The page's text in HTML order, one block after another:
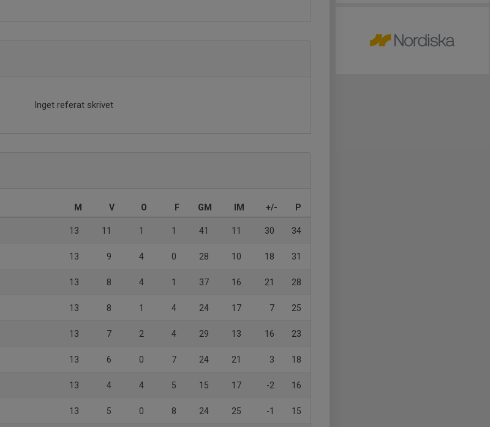
Inget referat skrivet
M V O F GM IM +/- P
13 11 1 1 41 11 30 34
13 9 4 0 28 10 18 31
13 8 4 1 37 16 21 28
13 8 1 4 24 17 7 25
13 7 2 4 29 13 16 23
13 6 0 7 24 21 3 18
13 4 4 5 15 17 -2 16
13 5 0 8 24 25 -1 15